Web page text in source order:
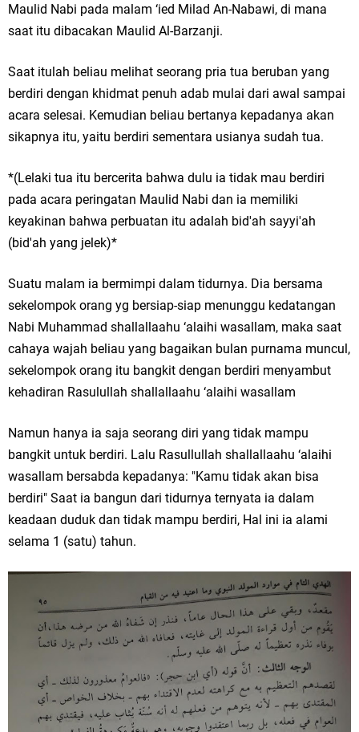
Maulid Nabi pada malam ‘ied Milad An-Nabawi, di mana
saat itu dibacakan Maulid Al-Barzanji.
Saat itulah beliau melihat seorang pria tua beruban yang
berdiri dengan khidmat penuh adab mulai dari awal sampai
acara selesai. Kemudian beliau bertanya kepadanya akan
sikapnya itu, yaitu berdiri sementara usianya sudah tua.
*(Lelaki tua itu bercerita bahwa dulu ia tidak mau berdiri
pada acara peringatan Maulid Nabi dan ia memiliki
keyakinan bahwa perbuatan itu adalah bid'ah sayyi'ah
(bid'ah yang jelek)*
Suatu malam ia bermimpi dalam tidurnya. Dia bersama
sekelompok orang yg bersiap-siap menunggu kedatangan
Nabi Muhammad shallallaahu ‘alaihi wasallam, maka saat
cahaya wajah beliau yang bagaikan bulan purnama muncul,
sekelompok orang itu bangkit dengan berdiri menyambut
kehadiran Rasulullah shallallaahu ‘alaihi wasallam
Namun hanya ia saja seorang diri yang tidak mampu
bangkit untuk berdiri. Lalu Rasullullah shallallaahu ‘alaihi
wasallam bersabda kepadanya: "Kamu tidak akan bisa
berdiri" Saat ia bangun dari tidurnya ternyata ia dalam
keadaan duduk dan tidak mampu berdiri, Hal ini ia alami
selama 1 (satu) tahun.